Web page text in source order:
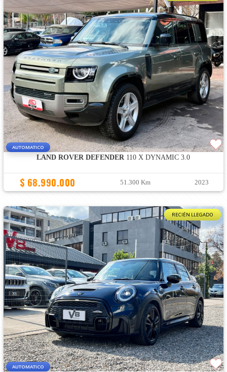
AUTOMATICO
LAND ROVER DEFENDER 110 X DYNAMIC 3.0
$ 68.990.000 51.300 Km 2023
RECIÉN LLEGADO
AUTOMATICO